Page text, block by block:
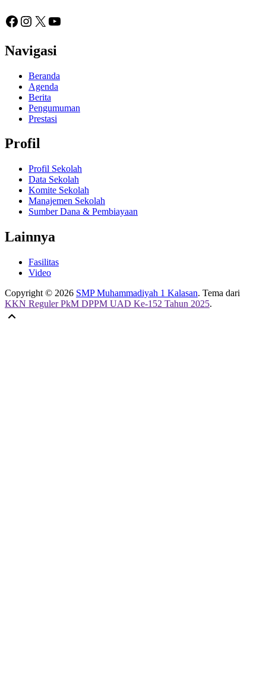
Facebook
Instagram
X YouTube
Navigasi
Beranda
Agenda
Berita
Pengumuman
Prestasi
Profil
Profil Sekolah
Data Sekolah
Komite Sekolah
Manajemen Sekolah
Sumber Dana & Pembiayaan
Lainnya
Fasilitas
Video
Copyright © 2026 SMP Muhammadiyah 1 Kalasan. Tema dari
KKN Reguler PkM DPPM UAD Ke-152 Tahun 2025.